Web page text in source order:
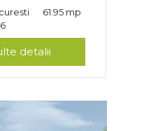
61.95 mp
detalii